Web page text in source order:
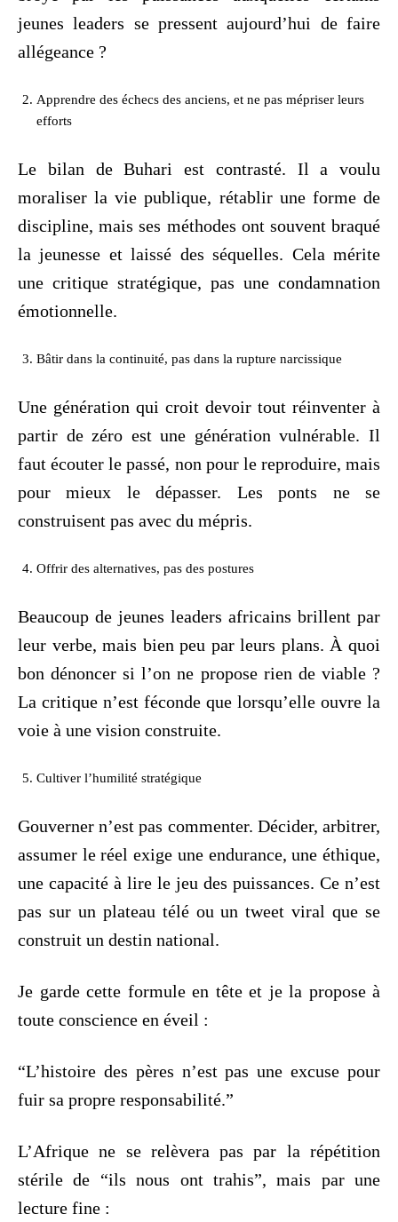
jeunes leaders se pressent aujourd’hui de faire
allégeance ?
Apprendre des échecs des anciens, et ne pas mépriser leurs
efforts
Le bilan de Buhari est contrasté. Il a voulu
moraliser la vie publique, rétablir une forme de
discipline, mais ses méthodes ont souvent braqué
la jeunesse et laissé des séquelles. Cela mérite
une critique stratégique, pas une condamnation
émotionnelle.
Bâtir dans la continuité, pas dans la rupture narcissique
Une génération qui croit devoir tout réinventer à
partir de zéro est une génération vulnérable. Il
faut écouter le passé, non pour le reproduire, mais
pour mieux le dépasser. Les ponts ne se
construisent pas avec du mépris.
Offrir des alternatives, pas des postures
Beaucoup de jeunes leaders africains brillent par
leur verbe, mais bien peu par leurs plans. À quoi
bon dénoncer si l’on ne propose rien de viable ?
La critique n’est féconde que lorsqu’elle ouvre la
voie à une vision construite.
Cultiver l’humilité stratégique
Gouverner n’est pas commenter. Décider, arbitrer,
assumer le réel exige une endurance, une éthique,
une capacité à lire le jeu des puissances. Ce n’est
pas sur un plateau télé ou un tweet viral que se
construit un destin national.
Je garde cette formule en tête et je la propose à
toute conscience en éveil :
“L’histoire des pères n’est pas une excuse pour
fuir sa propre responsabilité.”
L’Afrique ne se relèvera pas par la répétition
stérile de “ils nous ont trahis”, mais par une
lecture fine :